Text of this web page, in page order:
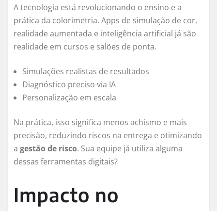
A tecnologia está revolucionando o ensino e a
prática da colorimetria. Apps de simulação de cor,
realidade aumentada e inteligência artificial já são
realidade em cursos e salões de ponta.
Simulações realistas de resultados
Diagnóstico preciso via IA
Personalização em escala
Na prática, isso significa menos achismo e mais
precisão, reduzindo riscos na entrega e otimizando
a gestão de risco. Sua equipe já utiliza alguma
dessas ferramentas digitais?
Impacto no